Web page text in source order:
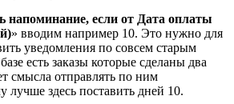
напоминание, если от Дата оплаты
» вводим например 10. Это нужно для
уведомления по совсем старым
есть заказы которые сделаны два
смысла отправлять по ним
лучше здесь поставить дней 10.